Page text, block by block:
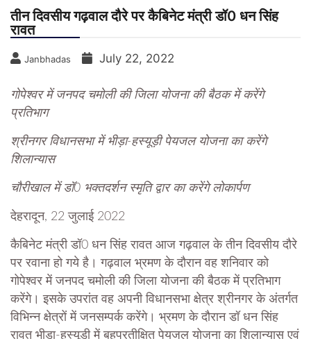
तीन दिवसीय गढ़वाल दौरे पर कैबिनेट मंत्री डॉ0 धन सिंह
रावत
Janbhadas July 22, 2022
गोपेश्वर में जनपद चमोली की जिला योजना की बैठक में करेंगे
प्रतिभाग
श्रीनगर विधानसभा में भीड़ा-हस्यूड़ी पेयजल योजना का करेंगे
शिलान्यास
चौरीखाल में डॉ0 भक्तदर्शन स्मृति द्वार का करेंगे लोकार्पण
देहरादून, 22 जुलाई 2022
कैबिनेट मंत्री डॉ0 धन सिंह रावत आज गढ़वाल के तीन दिवसीय दौरे
पर रवाना हो गये है। गढ़वाल भ्रमण के दौरान वह शनिवार को
गोपेश्वर में जनपद चमोली की जिला योजना की बैठक में प्रतिभाग
करेंगे। इसके उपरांत वह अपनी विधानसभा क्षेत्र श्रीनगर के अंतर्गत
विभिन्न क्षेत्रों में जनसम्पर्क करेंगे। भ्रमण के दौरान डॉ धन सिंह
रावत भीड़ा-हस्यूड़ी में बहुप्रतीक्षित पेयजल योजना का शिलान्यास एवं